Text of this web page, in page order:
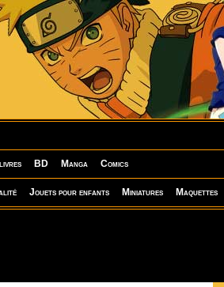
BD Manga Comics
Jouets pour enfants Miniatures Maquettes